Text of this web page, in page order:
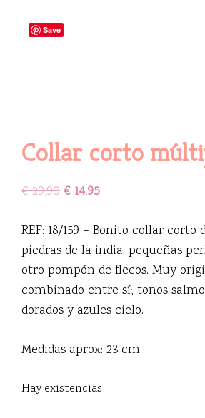
Save
Collar corto
€29,90€ 14,95
REF: 18/159 – Bonito collar corto
piedras de la india, pequeñas
otro pompón de flecos. Muy
combinado entre sí; tonos
dorados y azules cielo.
Medidas aprox: 23 cm
Hay existencias